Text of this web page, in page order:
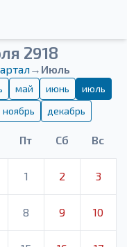
2918
→ Июль
май июнь
июль
ноябрь декабрь
Пт Сб Вс
1 2 3
8 9 10